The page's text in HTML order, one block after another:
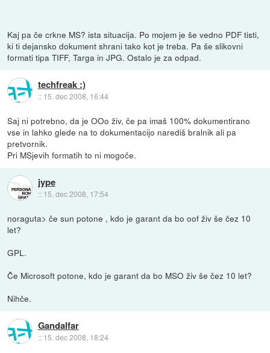
Kaj pa če crkne MS? ista situacija. Po mojem je še vedno PDF tisti,
ki ti dejansko dokument shrani tako kot je treba. Pa še slikovni
formati tipa TIFF, Targa in JPG. Ostalo je za odpad.
techfreak :)
:: 15. dec 2008, 16:44
Saj ni potrebno, da je OOo živ, če pa imaš 100% dokumentirano
vse in lahko glede na to dokumentacijo narediš bralnik ali pa
pretvornik.
Pri MSjevih formatih to ni mogoče.
jype
:: 15. dec 2008, 17:54
noraguta> če sun potone , kdo je garant da bo oof živ še čez 10
let?
GPL.
Če Microsoft potone, kdo je garant da bo MSO živ še čez 10 let?
Nihče.
Gandalfar
:: 15. dec 2008, 18:24